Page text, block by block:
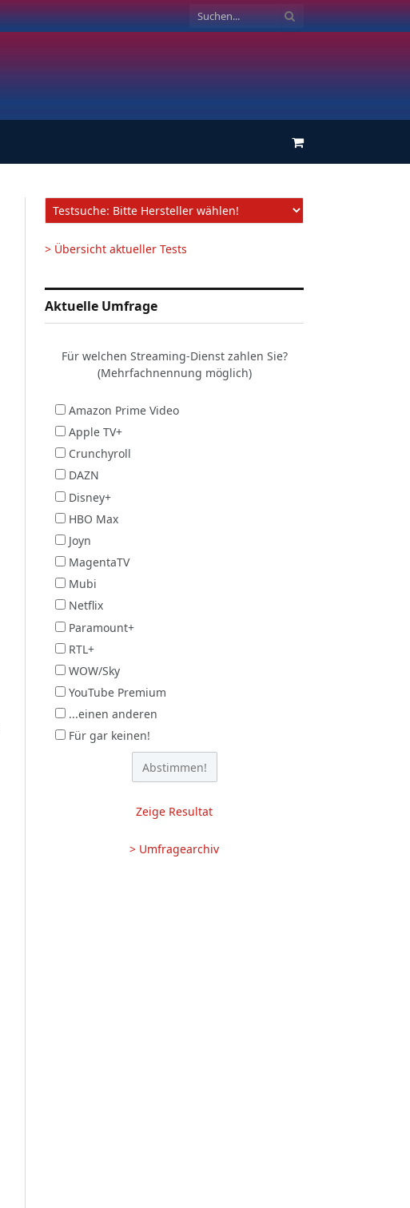
Einkaufswagen
> Übersicht aktueller Tests
Aktuelle Umfrage
Für welchen Streaming-Dienst zahlen Sie?
(Mehrfachnennung möglich)
Amazon Prime Video
Apple TV+
Crunchyroll
DAZN
Disney+
HBO Max
Joyn
MagentaTV
Mubi
Netflix
Paramount+
RTL+
WOW/Sky
YouTube Premium
...einen anderen
Für gar keinen!
Zeige Resultat
> Umfragearchiv